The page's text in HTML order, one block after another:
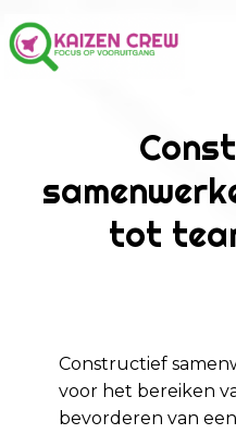
tot
Constructief
voor het bereiken
bevorderen van